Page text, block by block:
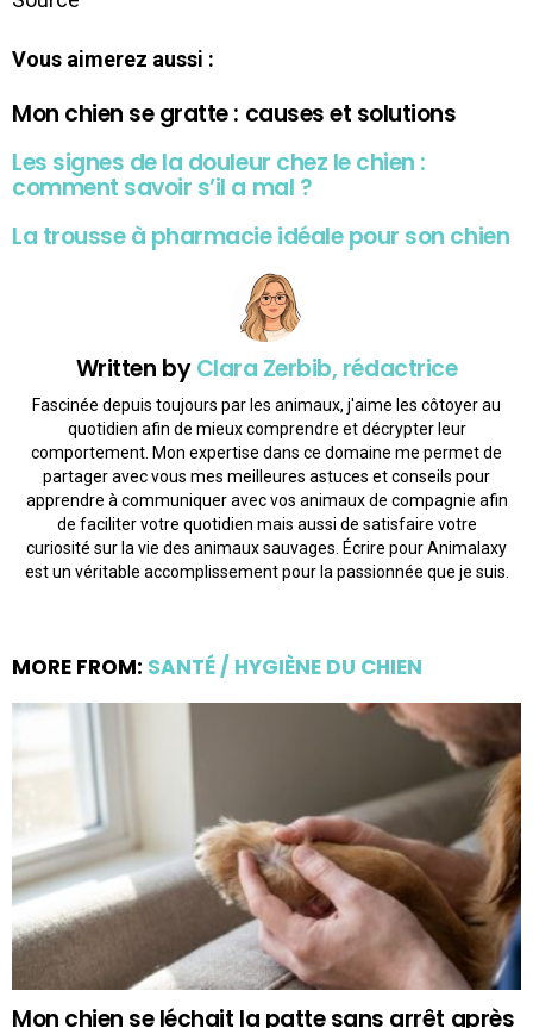
Vous aimerez aussi :
Mon chien se gratte : causes et solutions
Les signes de la douleur chez le chien :
comment savoir s’il a mal ?
La trousse à pharmacie idéale pour son chien
Written byClara Zerbib, rédactrice
Fascinée depuis toujours par les animaux, j'aime les côtoyer au
quotidien afin de mieux comprendre et décrypter leur
comportement. Mon expertise dans ce domaine me permet de
partager avec vous mes meilleures astuces et conseils pour
apprendre à communiquer avec vos animaux de compagnie afin
de faciliter votre quotidien mais aussi de satisfaire votre
curiosité sur la vie des animaux sauvages. Écrire pour Animalaxy
est un véritable accomplissement pour la passionnée que je suis.
MORE FROM: SANTÉ / HYGIÈNE DU CHIEN
Mon chien se léchait la patte sans arrêt après